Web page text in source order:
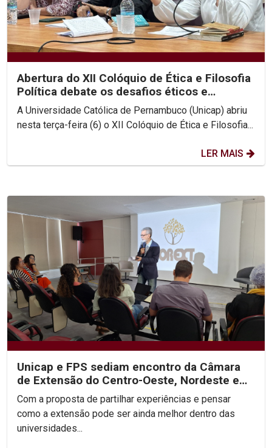
Abertura do XII Colóquio de Ética e Filosofia
Política debate os desafios éticos e
existenciais...
A Universidade Católica de Pernambuco (Unicap) abriu
nesta terça-feira (6) o XII Colóquio de Ética e Filosofia...
LER MAIS
Unicap e FPS sediam encontro da Câmara
de Extensão do Centro-Oeste, Nordeste e
Norte do Brasil
Com a proposta de partilhar experiências e pensar
como a extensão pode ser ainda melhor dentro das
universidades...